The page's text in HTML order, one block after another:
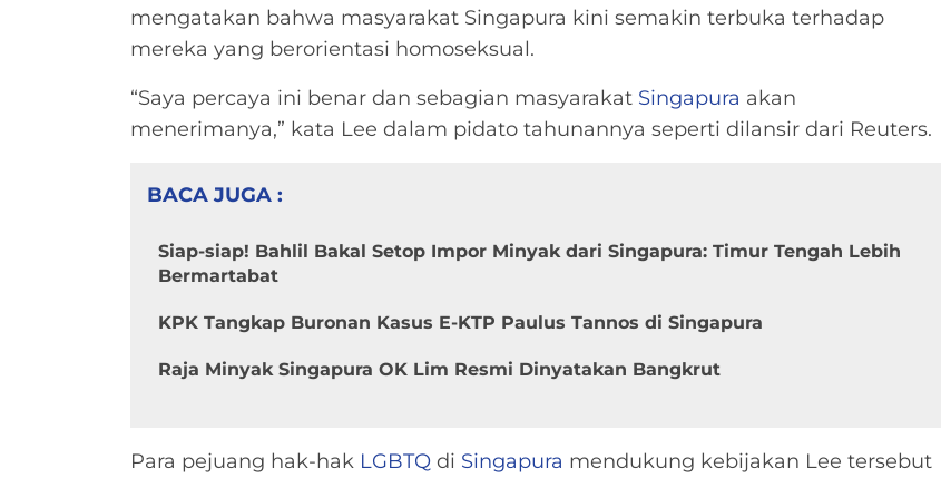
mengatakan bahwa masyarakat Singapura kini semakin terbuka terhadap
mereka yang berorientasi homoseksual.
“Saya percaya ini benar dan sebagian masyarakat Singapura akan
menerimanya,” kata Lee dalam pidato tahunannya seperti dilansir dari Reuters.
BACA JUGA :
Siap-siap! Bahlil Bakal Setop Impor Minyak dari Singapura: Timur Tengah Lebih
Bermartabat
KPK Tangkap Buronan Kasus E-KTP Paulus Tannos di Singapura
Raja Minyak Singapura OK Lim Resmi Dinyatakan Bangkrut
Para pejuang hak-hak LGBTQ di Singapura mendukung kebijakan Lee tersebut